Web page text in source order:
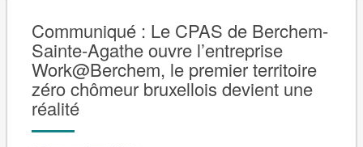
Communiqué : Le CPAS de Berchem-
Sainte-Agathe ouvre l’entreprise
Work@Berchem, le premier territoire
zéro chômeur bruxellois devient une
réalité